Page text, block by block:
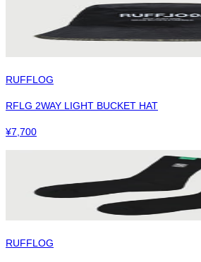
RUFFLOG
RFLG 2WAY LIGHT BUCKET HAT
¥7,700
RUFFLOG